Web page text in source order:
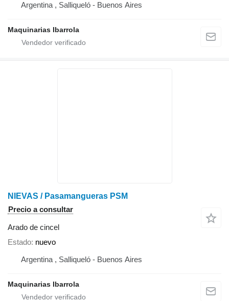
Argentina , Salliqueló - Buenos Aires
Maquinarias Ibarrola
NIEVAS / Pasamangueras PSM
Precio a consultar
Arado de cincel
Estado nuevo
Argentina , Salliqueló - Buenos Aires
Maquinarias Ibarrola